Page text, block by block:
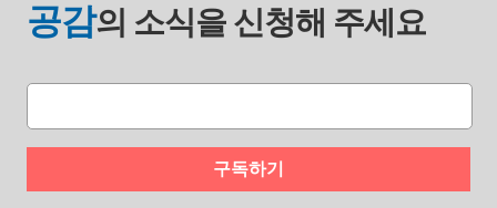
공감의 소식을 신청해 주세요
구독하기